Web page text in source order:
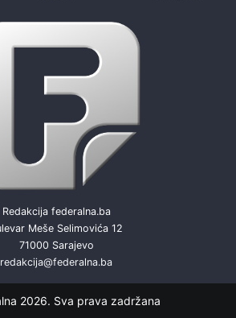
Redakcija federalna.ba
Meše Selimovića 12
71000 Sarajevo
redakcija@federalna.ba
2026. Sva prava zadržana